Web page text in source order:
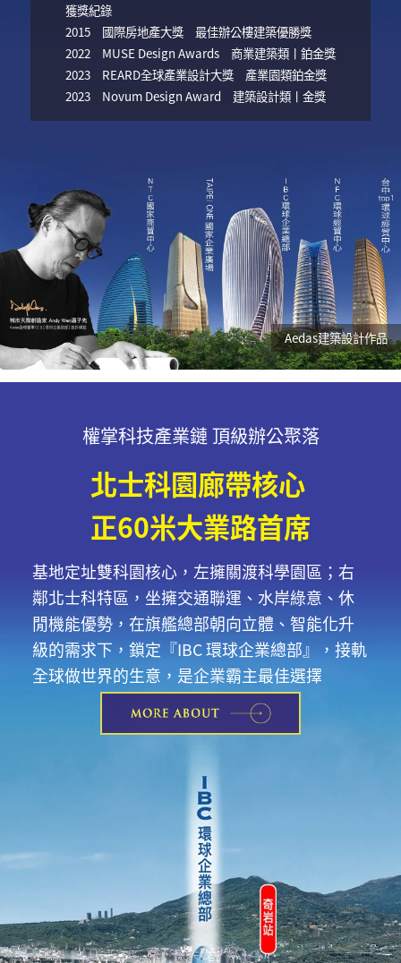
獲獎紀錄
2015 國際房地產大獎 最佳辦公樓建築優勝獎
2022 MUSE Design Awards 商業建築類丨鉑金獎
2023 REARD全球產業設計大獎 產業園類鉑金獎
2023 Novum Design Award 建築設計類丨金獎
Aedas建築設計作品
權掌科技產業鏈 頂級辦公聚落
北士科園廊帶核心
正60米大業路首席
基地定址雙科園核心，左擁關渡科學園區；右
鄰北士科特區，坐擁交通聯運、 水岸綠意、休
閒機能優勢，在旗艦總部朝向立體、智能化升
級的需求下，鎖定 『IBC 環球企業總部』，接軌
全球做世界的生意，是企業霸主最佳選擇